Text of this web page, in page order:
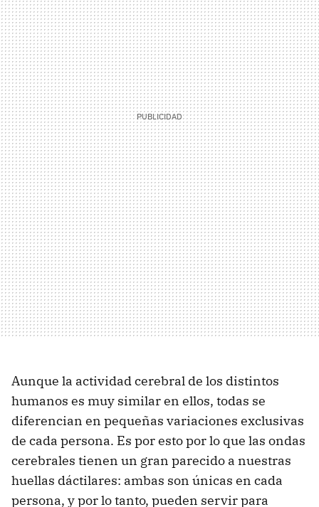
Aunque la actividad cerebral de los distintos
humanos es muy similar en ellos, todas se
diferencian en pequeñas variaciones exclusivas
de cada persona. Es por esto por lo que las ondas
cerebrales tienen un gran parecido a nuestras
huellas dáctilares: ambas son únicas en cada
persona, y por lo tanto, pueden servir para